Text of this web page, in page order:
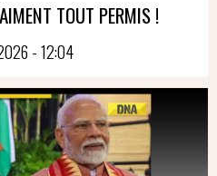
TOUT PERMIS !
- 12:04